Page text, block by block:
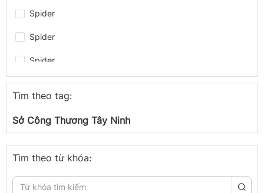
Spider
Spider
Spider
Spider
Spider
Spider
congthuong.vn
Tìm theo tag:
Sở Công Thương Tây Ninh
Tìm theo từ khóa: